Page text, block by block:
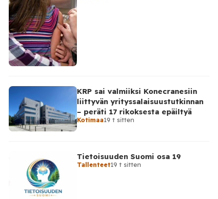
KRP sai valmiiksi Konecranesiin
liittyvän yrityssalaisuustutkinnan
– peräti 17 rikoksesta epäiltyä
Kotimaa19 t sitten
Tietoisuuden Suomi osa 19
Tallenteet19 t sitten